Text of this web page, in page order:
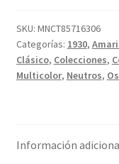
Más información
Mi cuenta
Política de
SKU: MNCT85716306
Categorías: 1930,
Clásico, Colecciones,
Multicolor, Neutros,
Información